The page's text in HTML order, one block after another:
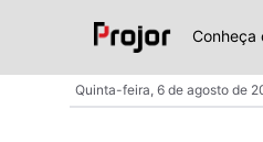
Conheça
Quinta-feira, 6 de agosto de